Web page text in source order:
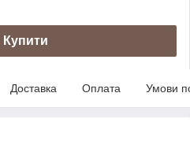
Купити
Доставка Оплата Умови